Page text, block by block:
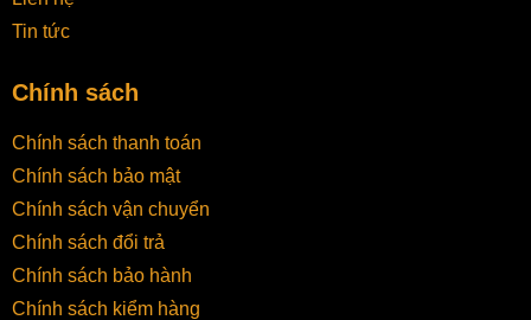
Tin tức
Chính sách
Chính sách thanh toán
Chính sách bảo mật
Chính sách vận chuyển
Chính sách đổi trả
Chính sách bảo hành
Chính sách kiểm hàng